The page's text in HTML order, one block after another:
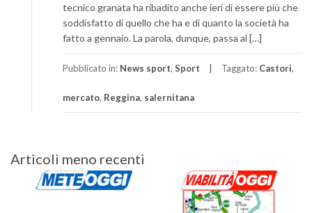
tecnico granata ha ribadito anche ieri di essere più che
soddisfatto di quello che ha e di quanto la società ha
fatto a gennaio. La parola, dunque, passa al […]
Pubblicato in: News sport, Sport Taggato: Castori,
mercato, Reggina, salernitana
Navigazione
articoli
Articoli meno recenti